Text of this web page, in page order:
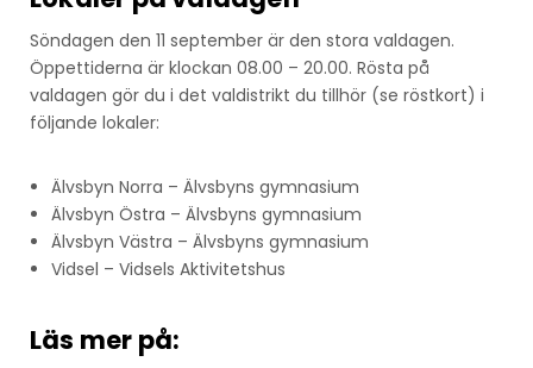
Söndagen den 11 september är den stora valdagen.
Öppettiderna är klockan 08.00 – 20.00. Rösta på
valdagen gör du i det valdistrikt du tillhör (se röstkort) i
följande lokaler:
Älvsbyn Norra – Älvsbyns gymnasium
Älvsbyn Östra – Älvsbyns gymnasium
Älvsbyn Västra – Älvsbyns gymnasium
Vidsel – Vidsels Aktivitetshus
Läs mer på: